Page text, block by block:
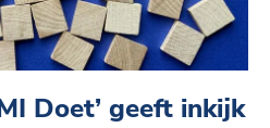
Doet’ geeft inkijk